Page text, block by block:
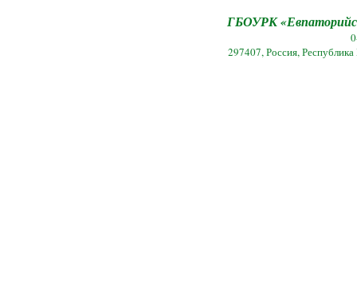
ГБОУРК
297407, Россия,